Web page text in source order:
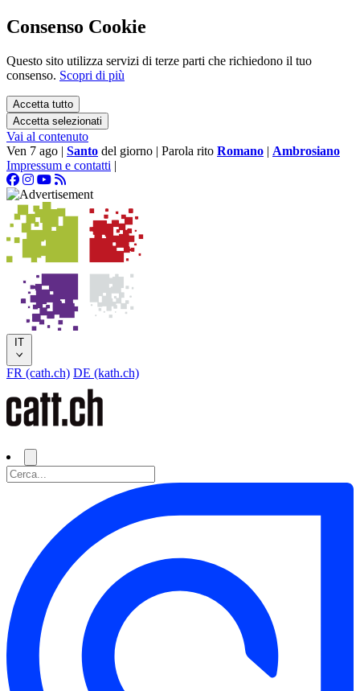
Consenso Cookie
Questo sito utilizza servizi di terze parti che richiedono il tuo
consenso. Scopri di più
Accetta tutto
Accetta selezionati
Vai al contenuto
Ven 7 ago | Santo del giorno | Parola rito Romano | Ambrosiano
Impressum e contatti |
IT
FR (cath.ch) DE (kath.ch)